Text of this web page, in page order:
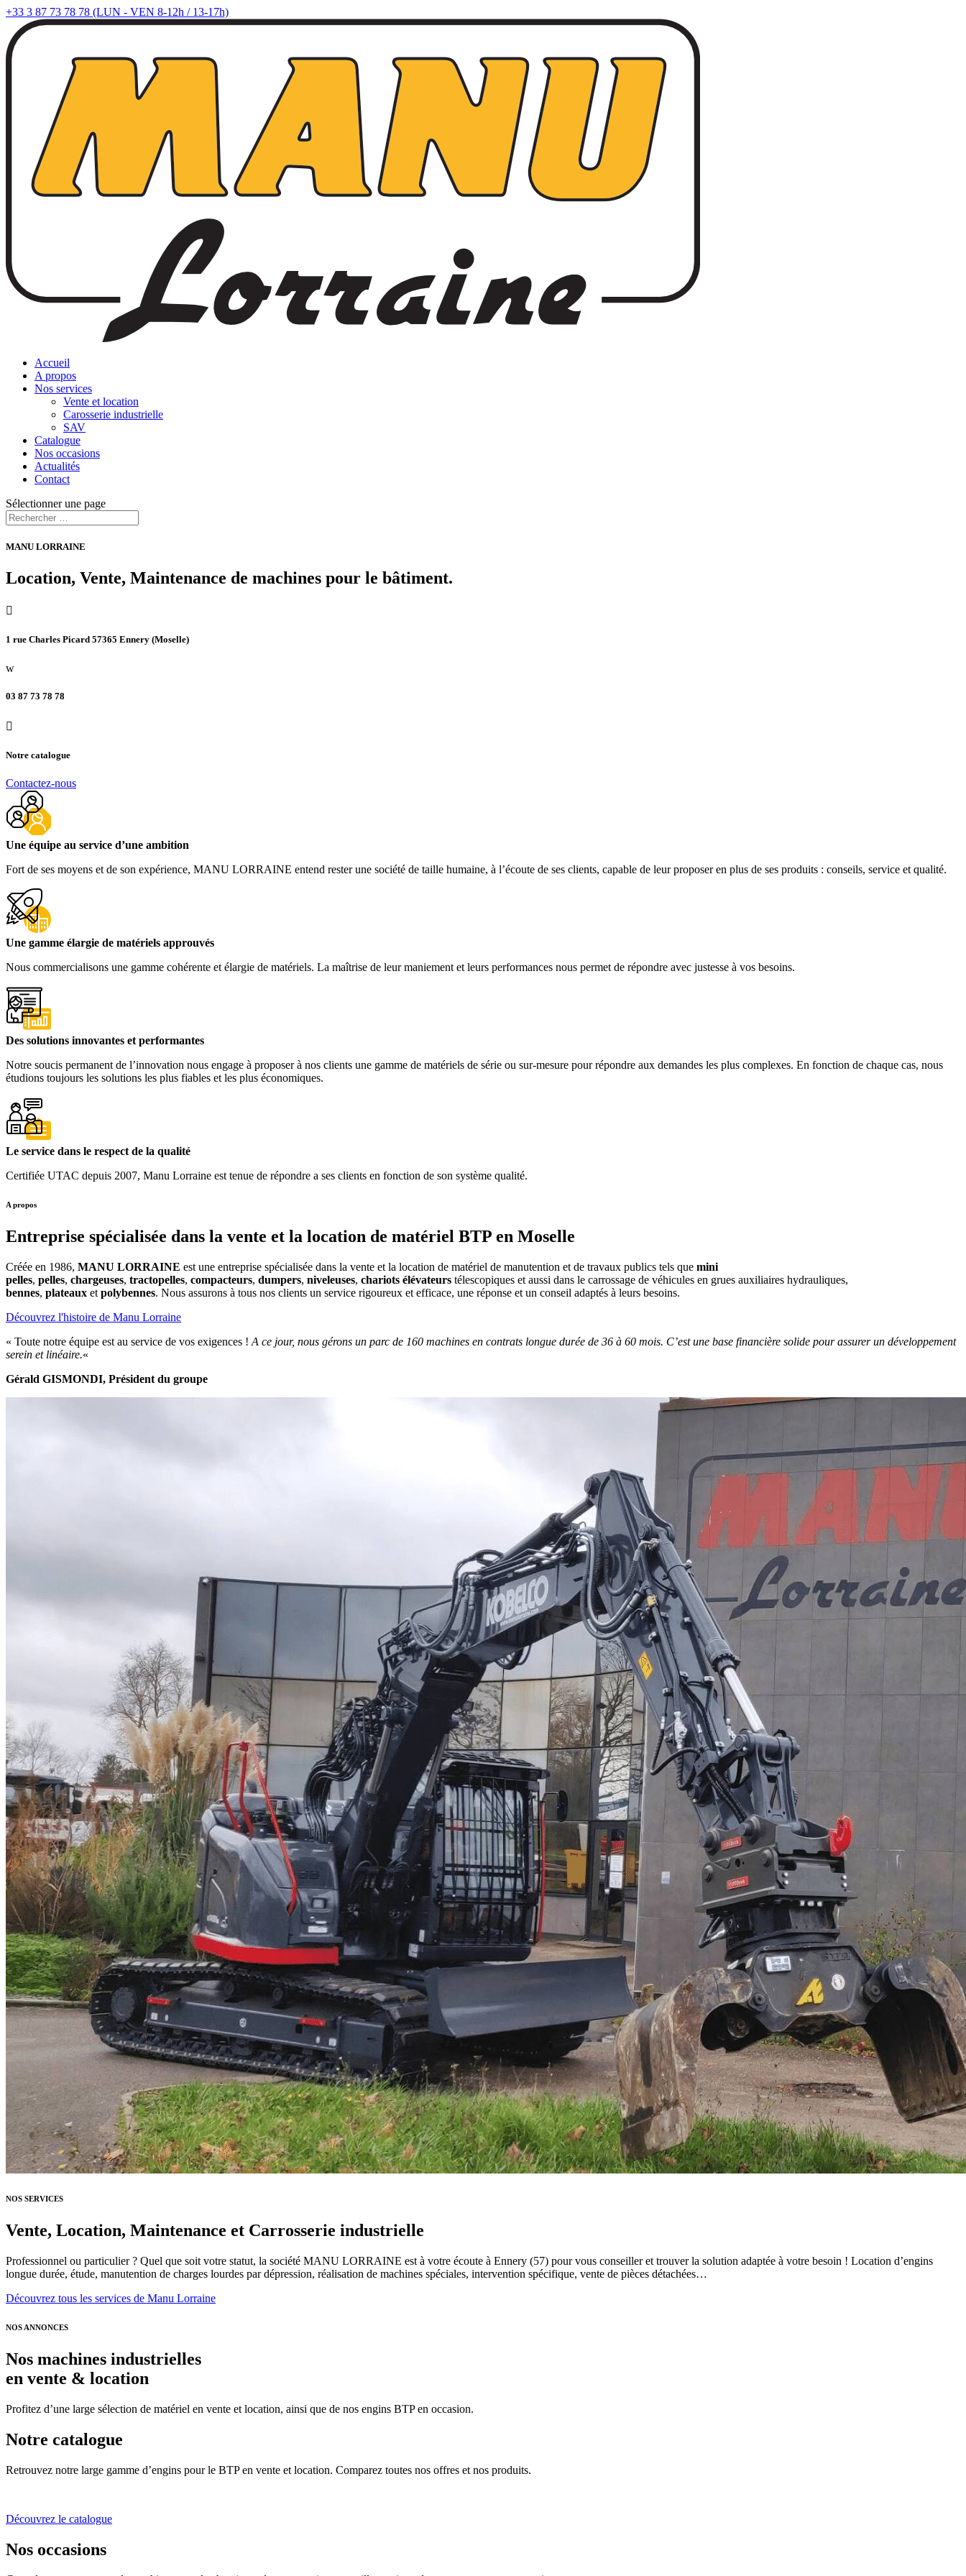
+33 3 87 73 78 78 (LUN - VEN 8-12h / 13-17h)
Accueil
A propos
Nos services
Vente et location
Carosserie industrielle
SAV
Catalogue
Nos occasions
Actualités
Contact
Sélectionner une page
MANU LORRAINE
Location, Vente, Maintenance de machines pour le bâtiment.

1 rue Charles Picard 57365 Ennery (Moselle)
w
03 87 73 78 78

Notre catalogue
Contactez-nous
Une équipe au service d’une ambition
Fort de ses moyens et de son expérience, MANU LORRAINE entend rester une société de taille humaine, à l’écoute de ses clients, capable de leur proposer en plus de ses produits : conseils, service et qualité.
Une gamme élargie de matériels approuvés
Nous commercialisons une gamme cohérente et élargie de matériels. La maîtrise de leur maniement et leurs performances nous permet de répondre avec justesse à vos besoins.
Des solutions innovantes et performantes
Notre soucis permanent de l’innovation nous engage à proposer à nos clients une gamme de matériels de série ou sur-mesure pour répondre aux demandes les plus complexes. En fonction de chaque cas, nous
étudions toujours les solutions les plus fiables et les plus économiques.
Le service dans le respect de la qualité
Certifiée UTAC depuis 2007, Manu Lorraine est tenue de répondre a ses clients en fonction de son système qualité.
A propos
Entreprise spécialisée dans la vente et la location de matériel BTP en Moselle
Créée en 1986, MANU LORRAINE est une entreprise spécialisée dans la vente et la location de matériel de manutention et de travaux publics tels que mini
pelles, pelles, chargeuses, tractopelles, compacteurs, dumpers, niveleuses, chariots élévateurs télescopiques et aussi dans le carrossage de véhicules en grues auxiliaires hydrauliques,
bennes, plateaux et polybennes. Nous assurons à tous nos clients un service rigoureux et efficace, une réponse et un conseil adaptés à leurs besoins.
Découvrez l'histoire de Manu Lorraine
« Toute notre équipe est au service de vos exigences ! A ce jour, nous gérons un parc de 160 machines en contrats longue durée de 36 à 60 mois. C’est une base financière solide pour assurer un développement
serein et linéaire.«
Gérald GISMONDI, Président du groupe
NOS SERVICES
Vente, Location, Maintenance et Carrosserie industrielle
Professionnel ou particulier ? Quel que soit votre statut, la société MANU LORRAINE est à votre écoute à Ennery (57) pour vous conseiller et trouver la solution adaptée à votre besoin ! Location d’engins
longue durée, étude, manutention de charges lourdes par dépression, réalisation de machines spéciales, intervention spécifique, vente de pièces détachées…
Découvrez tous les services de Manu Lorraine
NOS ANNONCES
Nos machines industrielles
en vente & location
Profitez d’une large sélection de matériel en vente et location, ainsi que de nos engins BTP en occasion.
Notre catalogue
Retrouvez notre large gamme d’engins pour le BTP en vente et location. Comparez toutes nos offres et nos produits.
Découvrez le catalogue
Nos occasions